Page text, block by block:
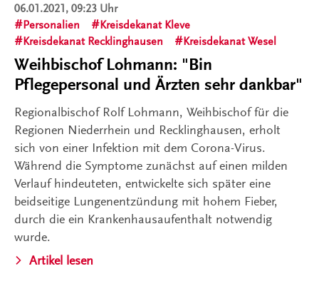
06.01.2021, 09:23 Uhr
Personalien
Kreisdekanat Kleve
Kreisdekanat Recklinghausen
Kreisdekanat Wesel
Weihbischof Lohmann: "Bin
Pflegepersonal und Ärzten sehr dankbar"
Regionalbischof Rolf Lohmann, Weihbischof für die
Regionen Niederrhein und Recklinghausen, erholt
sich von einer Infektion mit dem Corona-Virus.
Während die Symptome zunächst auf einen milden
Verlauf hindeuteten, entwickelte sich später eine
beidseitige Lungenentzündung mit hohem Fieber,
durch die ein Krankenhausaufenthalt notwendig
wurde.
Artikel lesen